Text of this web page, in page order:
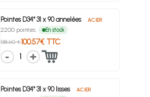
Pointes D34° 31 x 90 annelées ACIER
2200 pointes En stock
138.60 €100.57€ TTC
1
Pointes D34° 31 x 90 lisses ACIER